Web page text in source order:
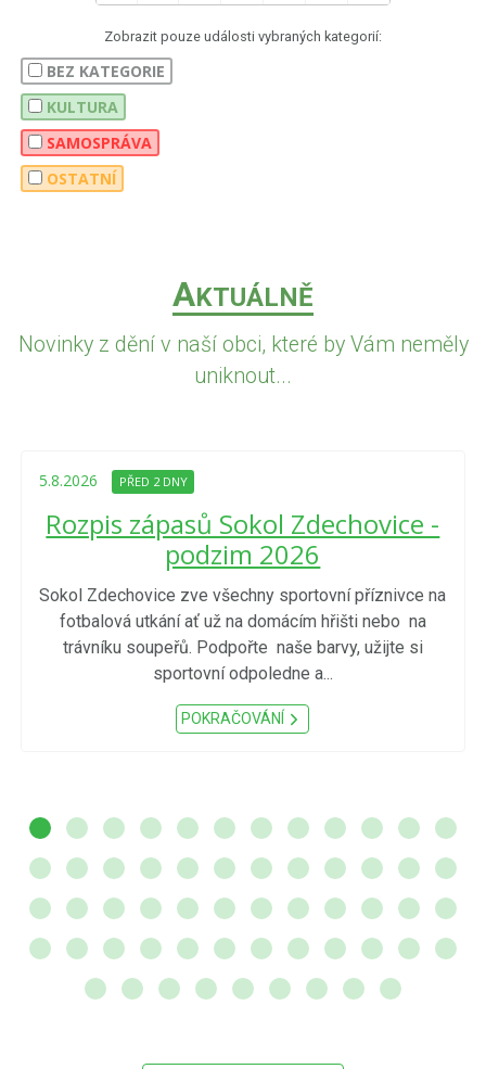
Zobrazit pouze události vybraných kategorií:
BEZ KATEGORIE
KULTURA
SAMOSPRÁVA
OSTATNÍ
AKTUÁLNĚ
Novinky z dění v naší obci, které by Vám neměly
uniknout...
5.8.2026 PŘED 2 DNY
Rozpis zápasů Sokol Zdechovice -
podzim 2026
Sokol Zdechovice zve všechny sportovní příznivce na
fotbalová utkání ať už na domácím hřišti nebo na
trávníku soupeřů. Podpořte naše barvy, užijte si
sportovní odpoledne a...
POKRAČOVÁNÍ